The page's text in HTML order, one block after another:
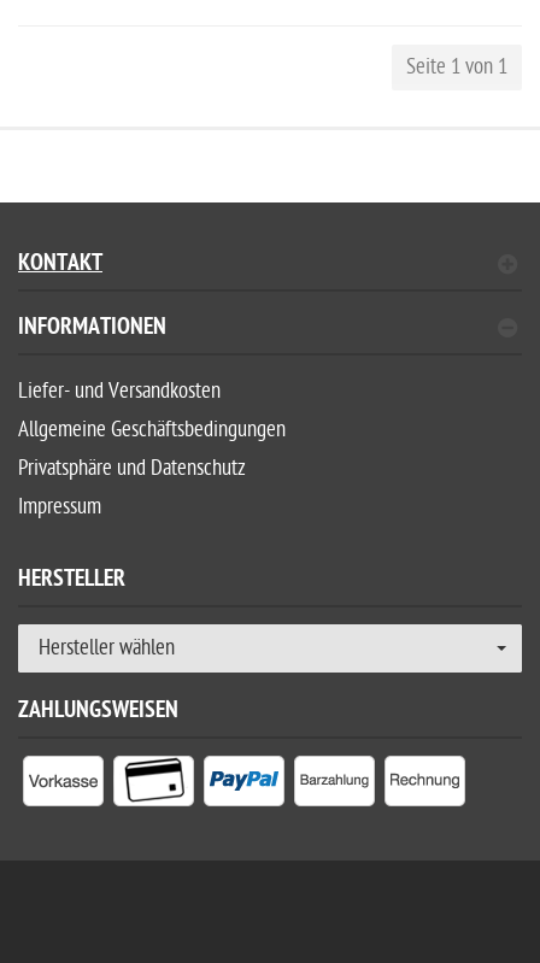
Seite 1 von 1
KONTAKT
INFORMATIONEN
Liefer- und Versandkosten
Allgemeine Geschäftsbedingungen
Privatsphäre und Datenschutz
Impressum
HERSTELLER
Hersteller wählen
ZAHLUNGSWEISEN